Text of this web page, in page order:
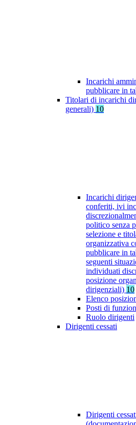
Incarichi
pubblicare in
Titolari di incarichi
generali) 10
Incarichi
conferiti, ivi
politico senza
selezione e
organizzativa
pubblicare in
seguenti
individuati
posizione
dirigenziali) 10
Elenco
Posti di
Ruolo dirigenti
Dirigenti cessati
Dirigenti